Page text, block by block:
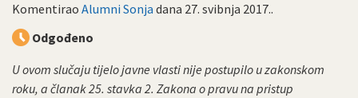
Komentirao Alumni Sonja dana 27. svibnja 2017..
Odgođeno
U ovom slučaju tijelo javne vlasti nije postupilo u zakonskom
roku, a članak 25. stavka 2. Zakona o pravu na pristup